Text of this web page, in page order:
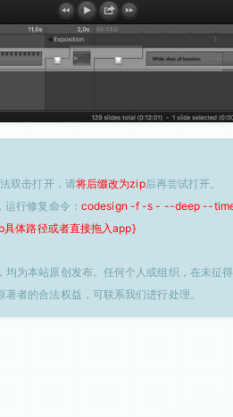
双击打开，请将后缀改为zip后再尝试打开。
行修复命令： codesign -f -s - --deep --
体路径或者直接拖入app}
为本站原创发布。任何个人或组织，在未征
者的合法权益，可联系我们进行处理。